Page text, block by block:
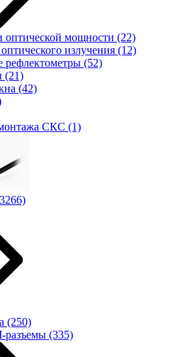
оптической мощности (22)
излучения (12)
рефлектометры (52)
(21)
(42)
СКС (1)
(250)
разъемы (335)